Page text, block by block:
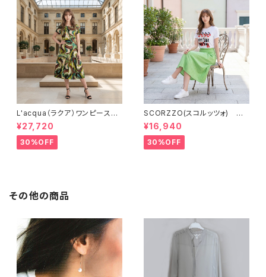
L'acqua（ラクア）ワンピース
LN827OP
¥27,720
30%OFF
SCORZZO(スコルッツォ) 刺
繡入りTシャツ RZ651TS
¥16,940
30%OFF
その他の商品